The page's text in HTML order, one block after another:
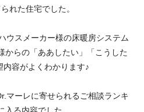
れた住宅でした。
ウスメーカー様の床暖房システム
からの「ああしたい」「こうした
内容がよくわかります♪
マーレに寄せられるご相談ランキ